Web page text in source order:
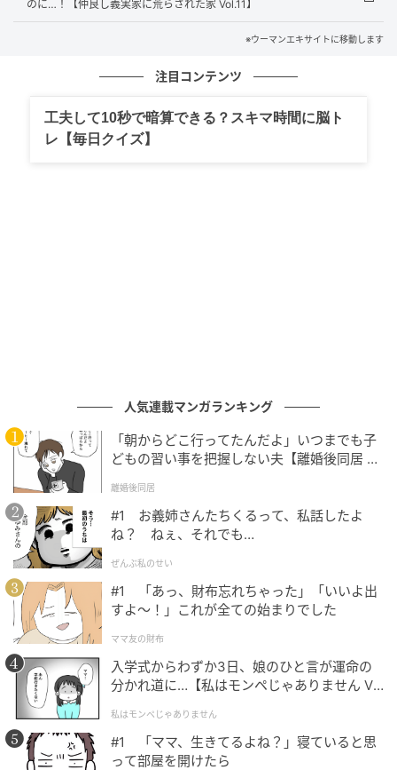
ウーマンエキサイト
のに…！【仲良し義実家に荒らされた家 Vol.11】
※ウーマンエキサイトに移動します
注目コンテンツ
工夫して10秒で暗算できる？スキマ時間に脳ト
レ【毎日クイズ】
人気連載マンガランキング
「朝からどこ行ってたんだよ」いつまでも子
どもの習い事を把握しない夫【離婚後同居 Vo
離婚後同居
#1 お義姉さんたちくるって、私話したよ
ね？ ねぇ、それでも…
ぜんぶ私のせい
#1 「あっ、財布忘れちゃった」「いいよ出
すよ〜！」これが全ての始まりでした
ママ友の財布
入学式からわずか3日、娘のひと言が運命の
分かれ道に…【私はモンペじゃありません Vo
私はモンペじゃありません
#1 「ママ、生きてるよね？」寝ていると思
って部屋を開けたら